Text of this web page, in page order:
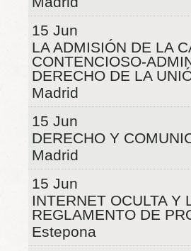
15 Jun
LA ADMISIÓN DE LA
CONTENCIOSO-
DERECHO DE LA
Madrid
15 Jun
DERECHO Y
Madrid
15 Jun
INTERNET OCULTA Y
REGLAMENTO DE
Estepona